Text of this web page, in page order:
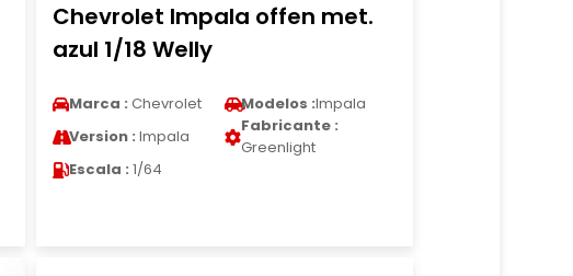
Chevrolet Impala offen met.
azul 1/18 Welly
Marca : Chevrolet Modelos :Impala
Version : Impala
Fabricante :
Greenlight
Escala : 1/64